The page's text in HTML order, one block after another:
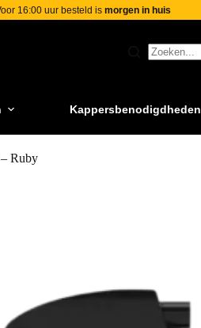
16:00 uur besteld ismorgen in huis
Kappersbenodigdheden
Ruby